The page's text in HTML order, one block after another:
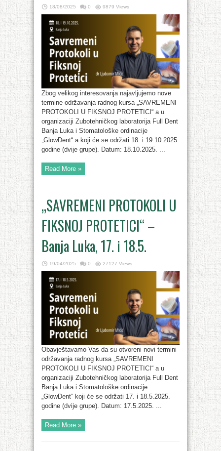
18/08/2025 0 9879 Views
Zbog velikog interesovanja najavljujemo nove
termine održavanja radnog kursa „SAVREMENI
PROTOKOLI U FIKSNOJ PROTETICI“ a u
organizaciji Zubotehničkog laboratorija Full Dent
Banja Luka i Stomatološke ordinacije
„GlowDent“ a koji će se održati 18. i 19.10.2025.
godine (dvije grupe). Datum: 18.10.2025. ...
Read More »
„SAVREMENI PROTOKOLI U
FIKSNOJ PROTETICI“ –
Banja Luka, 17. i 18.5.
19/04/2025 0 27127 Views
Obavještavamo Vas da su otvoreni novi termini
održavanja radnog kursa „SAVREMENI
PROTOKOLI U FIKSNOJ PROTETICI“ a u
organizaciji Zubotehničkog laboratorija Full Dent
Banja Luka i Stomatološke ordinacije
„GlowDent“ koji će se održati 17. i 18.5.2025.
godine (dvije grupe). Datum: 17.5.2025. ...
Read More »